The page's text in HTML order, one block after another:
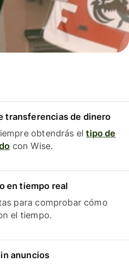
transferencias de dinero
obtendrás eltipo de
con Wise.
en tiempo real
para comprobar cómo
el tiempo.
anuncios